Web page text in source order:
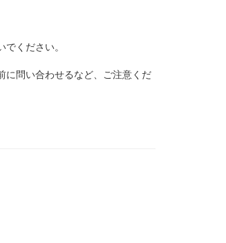
ください。
問い合わせるなど、ご注意くだ